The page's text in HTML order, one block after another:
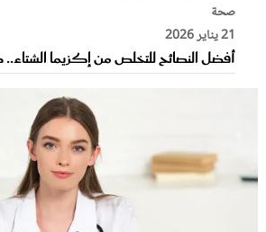
صحة
21 يناير 2026
أفضل النصائح للتخلص من إكزيما الشتاء..